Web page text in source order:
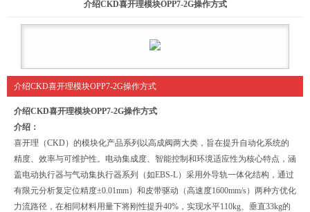
介绍CKD喜开理模块OPP7-2G操作方式
介绍CKD喜开理模块OPP7-2G操作方式
介绍CKD喜开理模块OPP7-2G操作方式
介绍：
喜开理（CKD）的模块化产品系列以高成阀两大类，旨在提升自动化系统的
精度、效率与可维护性。‌电动集成度、智能控制和环境适应性为核心特点，涵
盖电动执行器与气动集执行器系列‌（如EBS-L）采用外导轨一体化结构，通过
有限元分析复定位精度±0.01mm）和皮带驱动（高速度1600mm/s）两种方优化
力流路径，在相同材料用量下将刚性提升40%，实现水平110kg、垂直33kg的